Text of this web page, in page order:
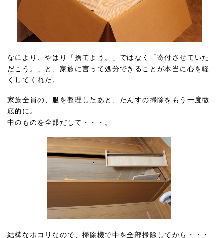
なにより、やはり「捨てよう。」ではなく「寄付させていた
だこう。」と、家族に言って処分できることが本当に心を軽
くしてくれた。
家族全員の、服を整理したあと、たんすの掃除をもう一度徹
底的に。
中のものを全部だして・・・。
結構なホコリなので、掃除機で中を全部掃除してから・・・